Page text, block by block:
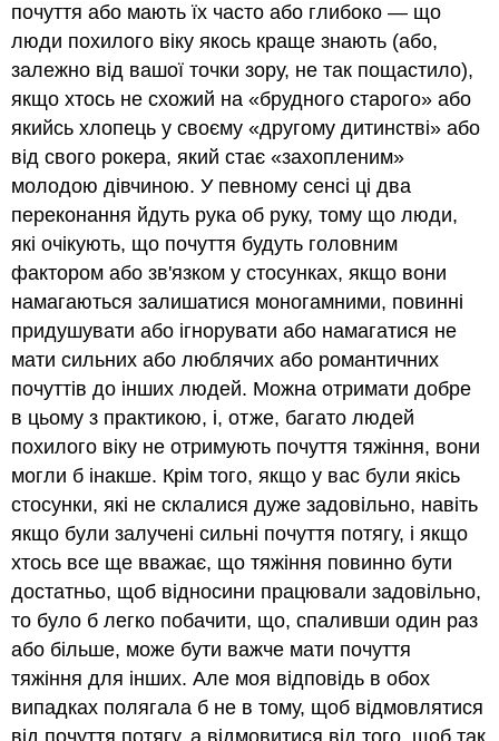
почуття або мають їх часто або глибоко — що
люди похилого віку якось краще знають (або,
залежно від вашої точки зору, не так пощастило),
якщо хтось не схожий на «брудного старого» або
якийсь хлопець у своєму «другому дитинстві» або
від свого рокера, який стає «захопленим»
молодою дівчиною. У певному сенсі ці два
переконання йдуть рука об руку, тому що люди,
які очікують, що почуття будуть головним
фактором або зв'язком у стосунках, якщо вони
намагаються залишатися моногамними, повинні
придушувати або ігнорувати або намагатися не
мати сильних або люблячих або романтичних
почуттів до інших людей. Можна отримати добре
в цьому з практикою, і, отже, багато людей
похилого віку не отримують почуття тяжіння, вони
могли б інакше. Крім того, якщо у вас були якісь
стосунки, які не склалися дуже задовільно, навіть
якщо були залучені сильні почуття потягу, і якщо
хтось все ще вважає, що тяжіння повинно бути
достатньо, щоб відносини працювали задовільно,
то було б легко побачити, що, спаливши один раз
або більше, може бути важче мати почуття
тяжіння для інших. Але моя відповідь в обох
випадках полягала б не в тому, щоб відмовлятися
від почуття потягу, а відмовитися від того, щоб так